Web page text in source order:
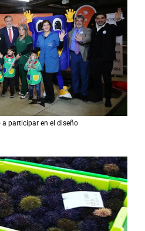
participar en el diseño